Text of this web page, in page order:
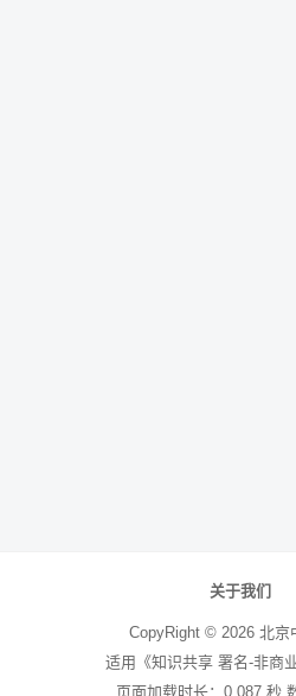
关于我们
CopyRight © 2026 北京
适用《知识共享 署名-非商
页面加载时长：0.087 秒